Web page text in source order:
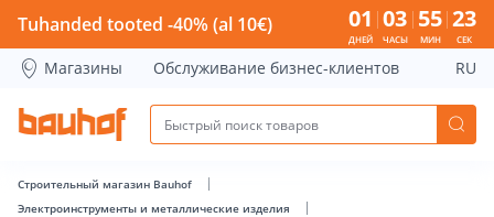
LATEKSIST KINDAD EUROTECHNIQUE PUUVILLASE
Tuhanded tooted -40% (al 10€) 01
ДНЕЙ
03
ЧАСЫ
55
МИН
23
СЕК
Магазины Обслуживание бизнес-клиентов RU
Строительный магазин Bauhof
Электроинструменты и металлические изделия